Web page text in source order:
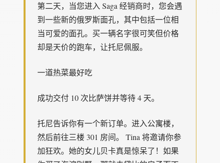
第二天，当您进入 Saga 经销商时，您会遇
到一些新的俄罗斯面孔，其中包括一位相
当可爱的面孔。买一辆名字很可笑但价格
却是天价的跑车，让托尼佩服。
一道热菜最好吃
成功交付 10 次比萨饼并等待 4 天。
托尼告诉你有一个新订单。进入公寓楼，
然后前往三楼 301 房间。 Tina 将邀请你参
加狂欢。她的女儿贝卡真是惊呆了！如果